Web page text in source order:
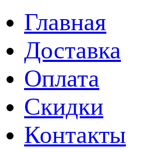
Главная
Доставка
Оплата
Скидки
Контакты